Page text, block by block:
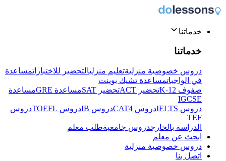
خدماتنا
خدماتنا
دروس خصوصية منزليةتعليم منزليالتحضير للاختباراتمساعدة
في الواجباتمساعدة تشيك بوينت
صفوف K-12
تحضير ACT تحضير SAT مساعدة GRE
مساعدة
IGCSE
دروس IELTS
دروس CAT4 دروس IB دروس TOEFL
دروس
TEF
الدراسة بالخارجدروس جامعيةطلب معلم
ابحث عن معلم
دروس خصوصية منزلية
اتصل بنا